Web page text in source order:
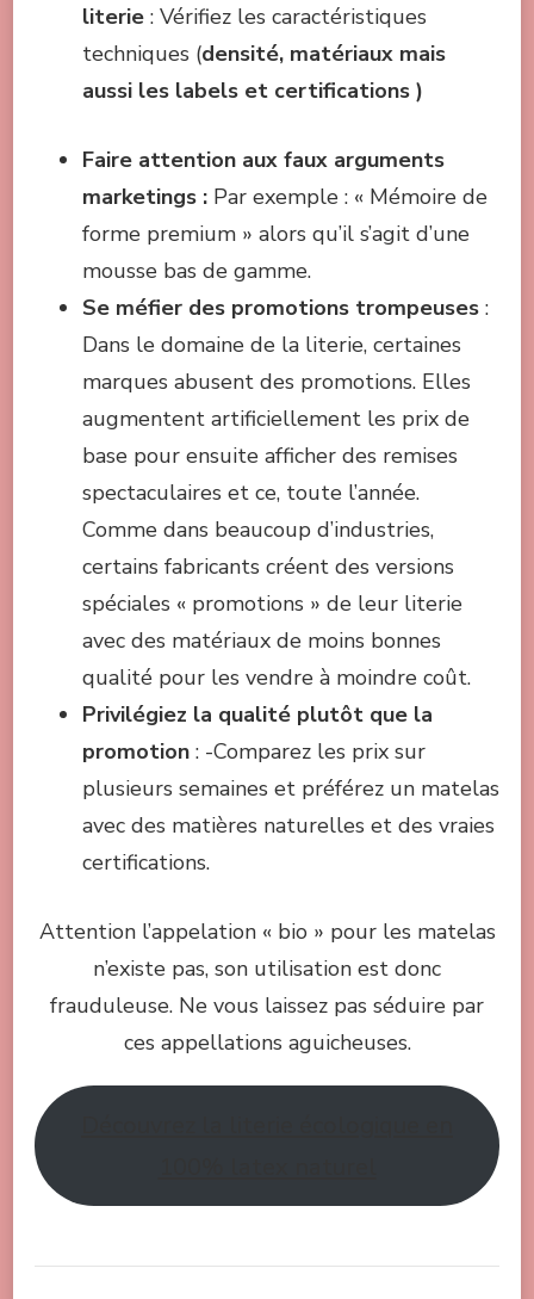
literie : Vérifiez les caractéristiques
techniques (densité, matériaux mais
aussi les labels et certifications )
Faire attention aux faux arguments
marketings : Par exemple : « Mémoire de
forme premium » alors qu’il s’agit d’une
mousse bas de gamme.
Se méfier des promotions trompeuses :
Dans le domaine de la literie, certaines
marques abusent des promotions. Elles
augmentent artificiellement les prix de
base pour ensuite afficher des remises
spectaculaires et ce, toute l’année.
Comme dans beaucoup d’industries,
certains fabricants créent des versions
spéciales « promotions » de leur literie
avec des matériaux de moins bonnes
qualité pour les vendre à moindre coût.
Privilégiez la qualité plutôt que la
promotion : -Comparez les prix sur
plusieurs semaines et préférez un matelas
avec des matières naturelles et des vraies
certifications.
Attention l’appelation « bio » pour les matelas
n’existe pas, son utilisation est donc
frauduleuse. Ne vous laissez pas séduire par
ces appellations aguicheuses.